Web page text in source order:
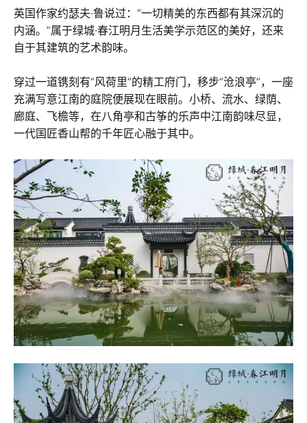
英国作家约瑟夫·鲁说过：“一切精美的东西都有其深沉的
内涵。”属于绿城·春江明月生活美学示范区的美好，还来
自于其建筑的艺术韵味。
穿过一道镌刻有“风荷里”的精工府门，移步“沧浪亭”，一座
充满写意江南的庭院便展现在眼前。小桥、流水、绿荫、
廊庭、飞檐等，在八角亭和古筝的乐声中江南韵味尽显，
一代国匠香山帮的千年匠心融于其中。